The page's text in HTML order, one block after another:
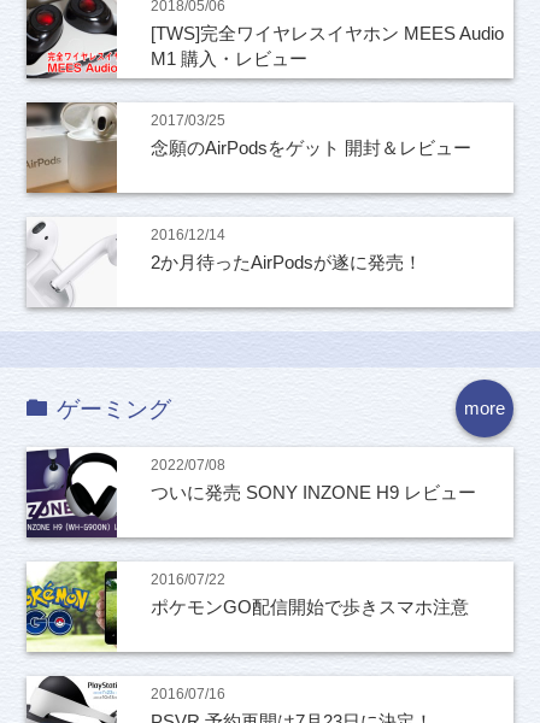
2018/05/06
[TWS]完全ワイヤレスイヤホン MEES Audio
M1 購入・レビュー
2017/03/25
念願のAirPodsをゲット 開封＆レビュー
2016/12/14
2か月待ったAirPodsが遂に発売！
more
ゲーミング
2022/07/08
ついに発売 SONY INZONE H9 レビュー
2016/07/22
ポケモンGO配信開始で歩きスマホ注意
2016/07/16